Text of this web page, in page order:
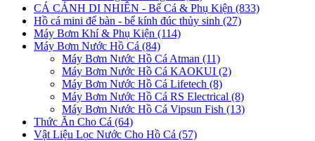
CÁ CẢNH DI NHIÊN - Bể Cá & Phụ Kiện (833)
Hồ cá mini để bàn - bể kính đúc thủy sinh (27)
Máy Bơm Khí & Phụ Kiện (114)
Máy Bơm Nước Hồ Cá (84)
Máy Bơm Nước Hồ Cá Atman (11)
Máy Bơm Nước Hồ Cá KAOKUI (2)
Máy Bơm Nước Hồ Cá Lifetech (8)
Máy Bơm Nước Hồ Cá RS Electrical (8)
Máy Bơm Nước Hồ Cá Vipsun Fish (13)
Thức Ăn Cho Cá (64)
Vật Liệu Lọc Nước Cho Hồ Cá (57)